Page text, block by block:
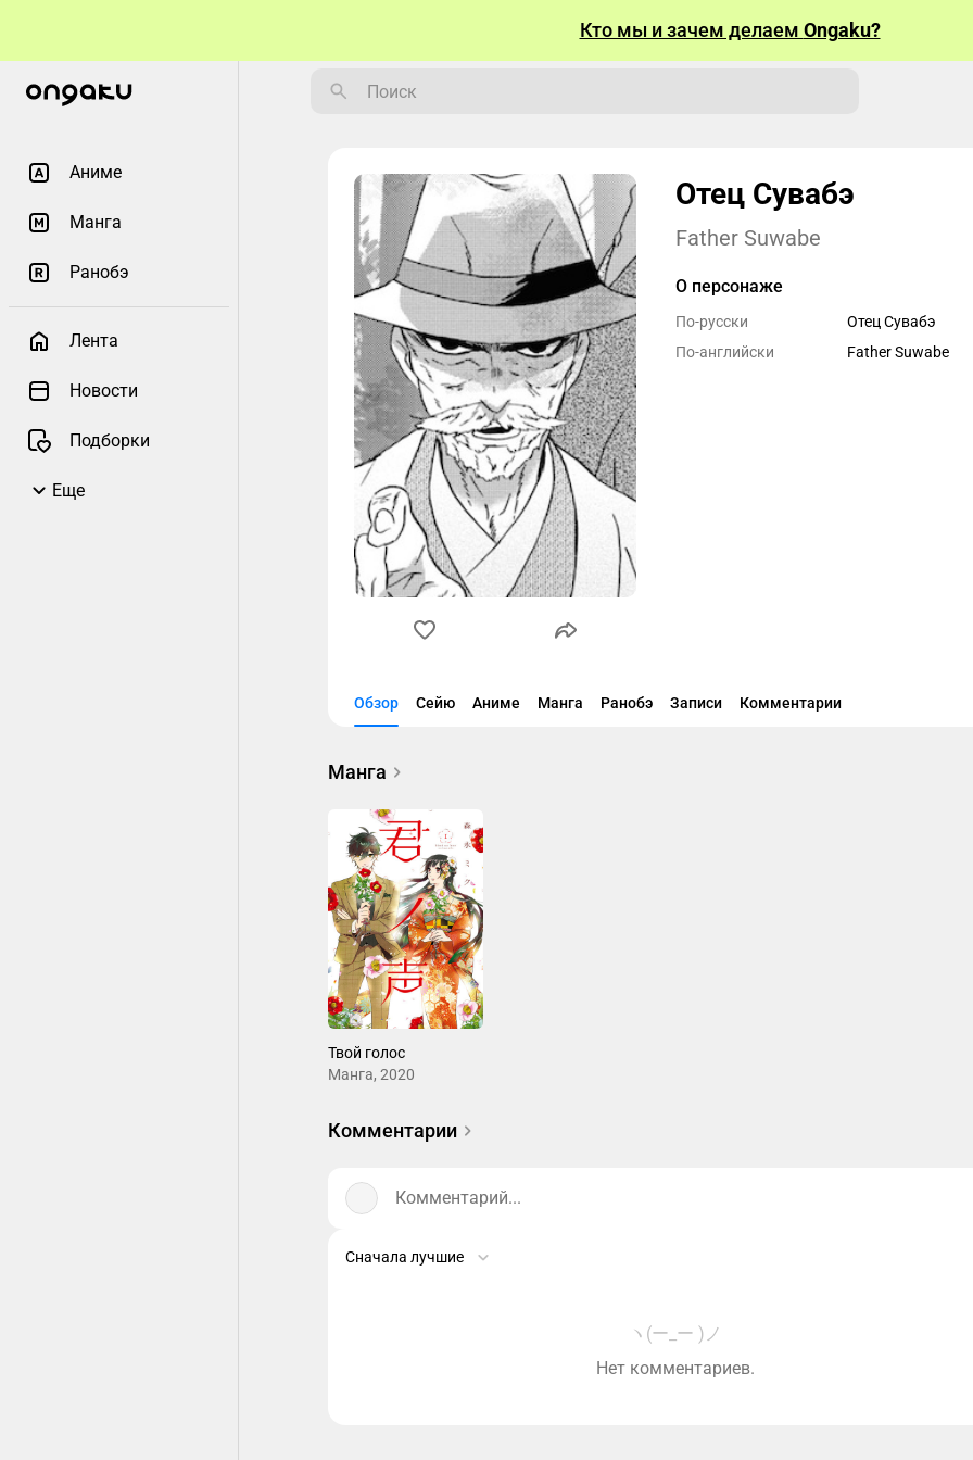
Кто мы и зачем делаем Ongaku?
Аниме
Манга
Ранобэ
Лента
Новости
Подборки
Еще
Отец Сувабэ
Father Suwabe
О персонаже
По-русски
Отец Сувабэ
По-английски
Father Suwabe
Обзор Сейю Аниме Манга Ранобэ Записи Комментарии
Манга
Твой голос
Манга, 2020
Комментарии
Комментарий...
Сначала лучшие
ヽ(ー_ー )ノ
Нет комментариев.